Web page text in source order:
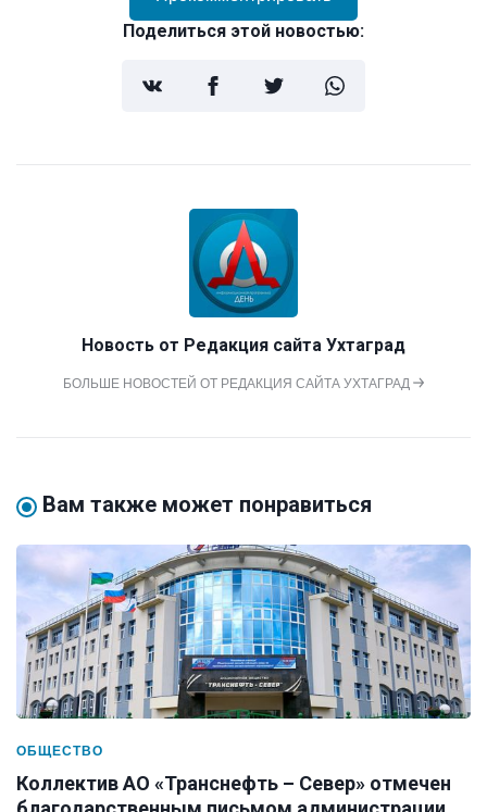
Поделиться этой новостью:
Новость от Редакция сайта Ухтаград
БОЛЬШЕ НОВОСТЕЙ ОТ РЕДАКЦИЯ САЙТА УХТАГРАД
Вам также может понравиться
ОБЩЕСТВО
Коллектив АО «Транснефть – Север» отмечен